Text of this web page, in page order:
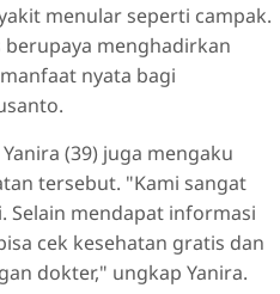
menular seperti campak.
menghadirkan
nyata bagi
(39) juga mengaku
tersebut. "Kami sangat
Selain mendapat informasi
cek kesehatan gratis dan
dokter," ungkap Yanira.